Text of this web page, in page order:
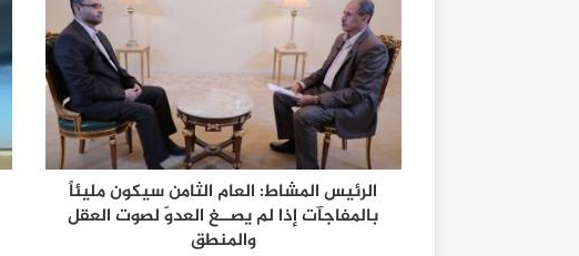
الرئيس المشاط: العام الثامن سيكون مليئاً
بالمفاجآت إذا لم يصــغ العدوّ لصوت العقل
والمنطق